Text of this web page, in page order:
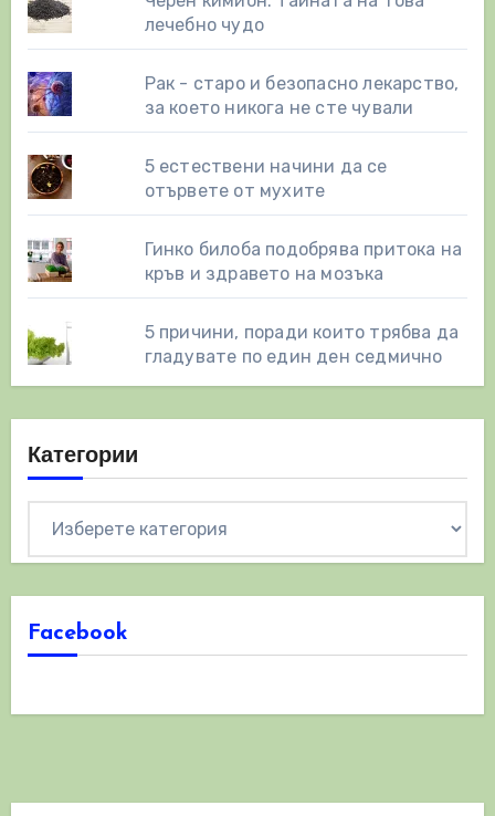
лечебно чудо
Рак - старо и безопасно лекарство,
за което никога не сте чували
5 естествени начини да се
отървете от мухите
Гинко билоба подобрява притока на
кръв и здравето на мозъка
5 причини, поради които трябва да
гладувате по един ден седмично
Категории
Facebook